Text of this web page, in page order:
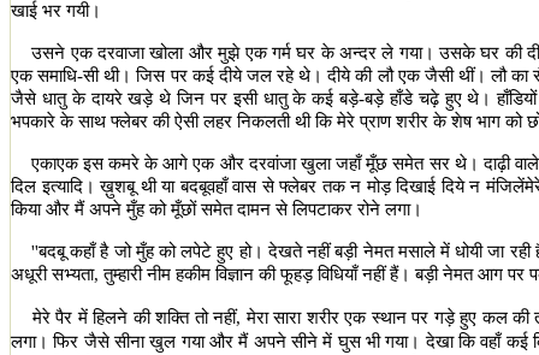
खाई भर गयी।
उसने एक दरवाजा खोला और मुझे एक गर्म घर के अन्दर ले गया। उसके घर की
एक समाधि-सी थी। जिस पर कई दीये जल रहे थे। दीये की लौ एक जैसी थीं। लौ
जैसे धातु के दायरे खड़े थे जिन पर इसी धातु के कई बड़े-बड़े हाँडे चढ़े हुए थे।
भपकारे के साथ फ्लेबर की ऐसी लहर निकलती थी कि मेरे प्राण शरीर के शेष भाग
एकाएक इस कमरे के आगे एक और दरवांजा खुला जहाँ मूँछ समेत सर थे। दाढ़ी
दिल इत्यादि। ख़ुशबू थी या बदबूवहाँ वास से फ्लेबर तक न मोड़ दिखाई दिये न
किया और मैं अपने मुँह को मूँछों समेत दामन से लिपटाकर रोने लगा।
''बदबू कहाँ है जो मुँह को लपेटे हुए हो। देखते नहीं बड़ी नेमत मसाले में धोयी जा
अधूरी सभ्यता,तुम्हारी नीम हकीम विज्ञान की फूहड़ विधियाँ नहीं हैं। बड़ी नेमत आग
मेरे पैर में हिलने की शक्ति तो नहीं,मेरा सारा शरीर एक स्थान पर गड़े हुए कल
लगा। फिर जैसे सीना खुल गया और मैं अपने सीने में घुस भी गया। देखा कि वहाँ कई